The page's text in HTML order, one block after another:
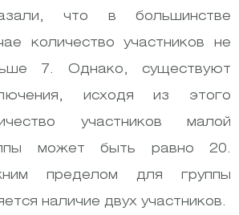
что в большинстве
количество участников не
7. Однако, существуют
исходя из этого
участников малой
может быть равно 20.
пределом для группы
наличие двух участников.